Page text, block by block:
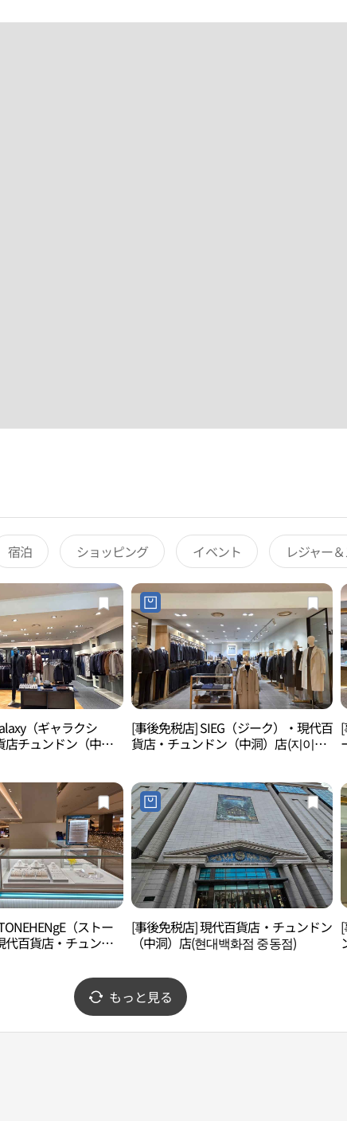
宿泊 ショッピング イベント レジャー
（ギャラクシ
店チュンドン（中
[事後免税店] SIEG（ジーク）・現代百
貨店・チュンドン（中洞）店(지이크
[
（ストー
代百貨店・チュンド
[事後免税店] 現代百貨店・チュンドン
（中洞）店(현대백화점 중동점)
もっと見る